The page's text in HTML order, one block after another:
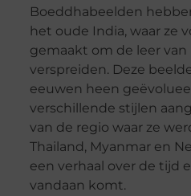
Boeddhabeelden
het oude India, waar ze
gemaakt om de leer
verspreiden. Deze
eeuwen heen
verschillende stijlen
van de regio waar ze
Thailand, Myanmar en
een verhaal over de tijd
vandaan komt.